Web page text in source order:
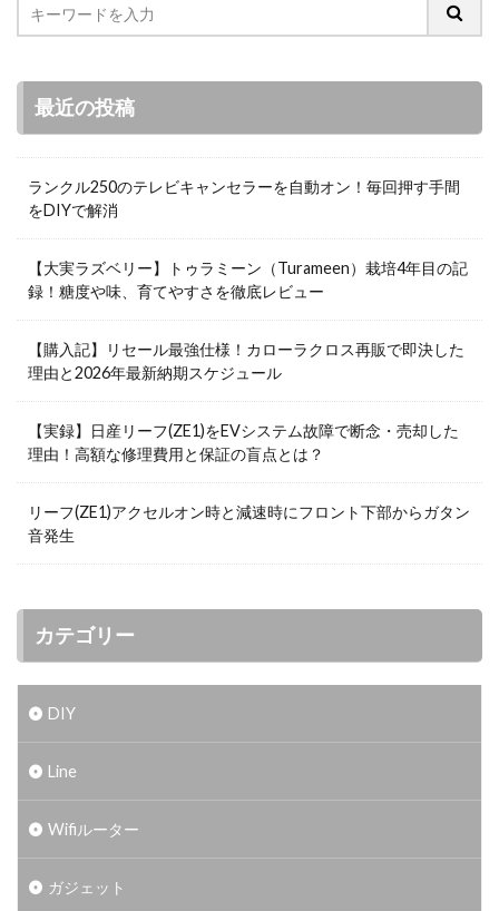
最近の投稿
ランクル250のテレビキャンセラーを自動オン！毎回押す手間
をDIYで解消
【大実ラズベリー】トゥラミーン（Turameen）栽培4年目の記
録！糖度や味、育てやすさを徹底レビュー
【購入記】リセール最強仕様！カローラクロス再販で即決した
理由と2026年最新納期スケジュール
【実録】日産リーフ(ZE1)をEVシステム故障で断念・売却した
理由！高額な修理費用と保証の盲点とは？
リーフ(ZE1)アクセルオン時と減速時にフロント下部からガタン
音発生
カテゴリー
DIY
Line
Wifiルーター
ガジェット